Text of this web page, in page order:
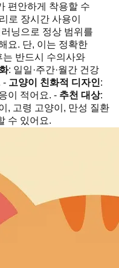
편안하게 착용할 수
로 장시간 사용이
닝으로 정상 범위를
요. 단, 이는 정확한
반드시 수의사와
: 일일·주간·월간 건강
- 고양이 친화적 디자인:
이 적어요. - 추천 대상:
, 고령 고양이, 만성 질환
수 있어요.